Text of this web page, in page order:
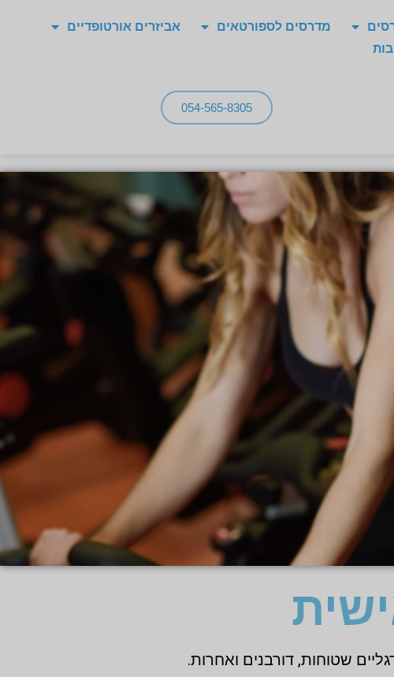
מדרסים לספורטאים
אביזרים אורטופדיים
054-565-8305
שטוחות, דורבנים ואחרות.